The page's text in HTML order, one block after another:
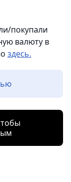
покупали
валюту в
здесь.